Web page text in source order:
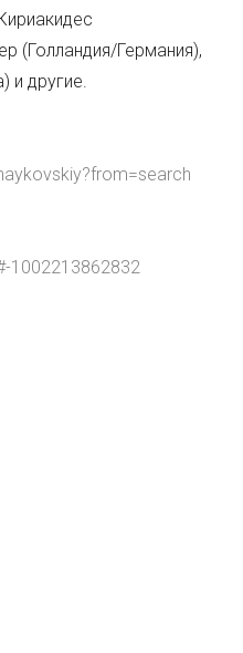
(Голландия/Германия),
и другие.
1002213862832